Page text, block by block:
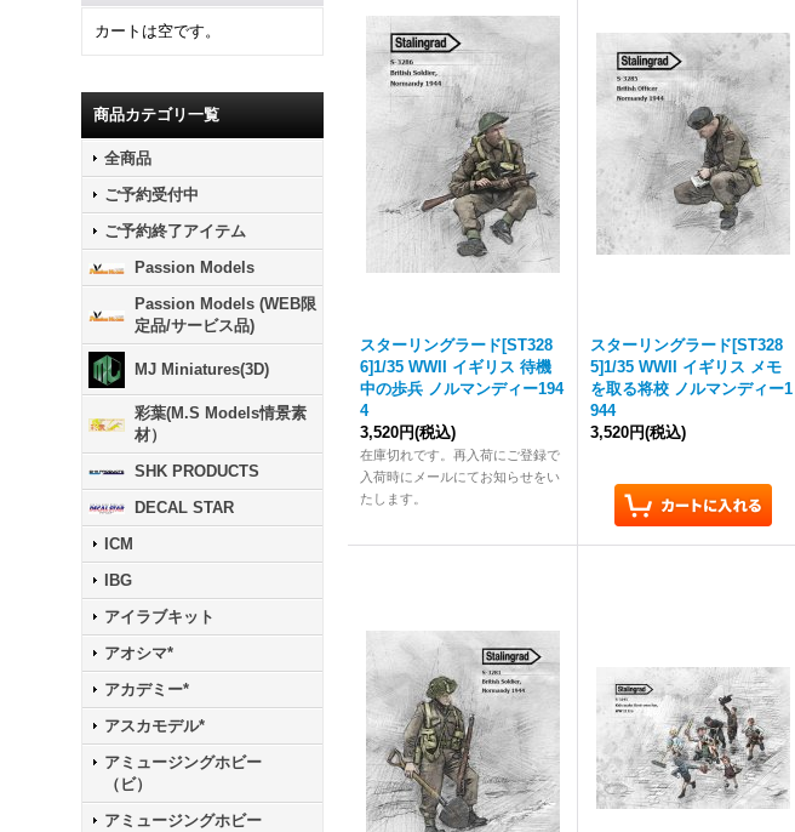
カートは空です。
商品カテゴリ一覧
全商品
ご予約受付中
ご予約終了アイテム
Passion Models
Passion Models (WEB限
定品/サービス品)
MJ Miniatures(3D)
彩葉(M.S Models情景素
材）
SHK PRODUCTS
DECAL STAR
ICM
IBG
アイラブキット
アオシマ*
アカデミー*
アスカモデル*
アミュージングホビー
（ビ）
アミュージングホビー
スターリングラード[ST328
6]1/35 WWII イギリス 待機
中の歩兵 ノルマンディー194
4
3,520円(税込)
在庫切れです。再入荷にご登録で
入荷時にメールにてお知らせをい
たします。
スターリングラード[ST328
5]1/35 WWII イギリス メモ
を取る将校 ノルマンディー1
944
3,520円(税込)